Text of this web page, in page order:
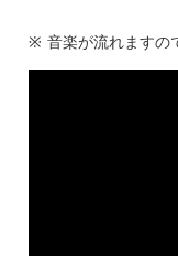
※ 音楽が流れますの